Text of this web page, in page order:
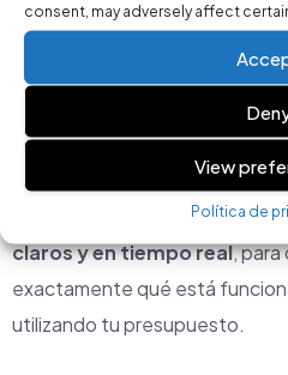
consent, may adversely affect
View
Política de
🔹Información del
Comprender el rendimiento
abrumador, pero Campaign AI
Nuestro panel de control
claros y en tiempo real, para
exactamente qué está
utilizando tu presupuesto.